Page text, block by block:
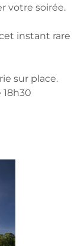
votre soirée.
instant rare
sur place.